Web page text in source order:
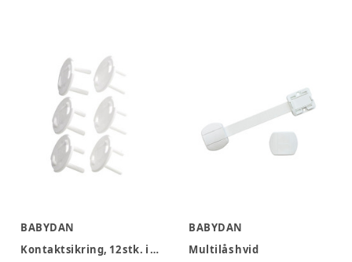
BABYDAN
Kontaktsikring, 12 stk. i æske, Hvid
BABYDAN
Multilås hvid